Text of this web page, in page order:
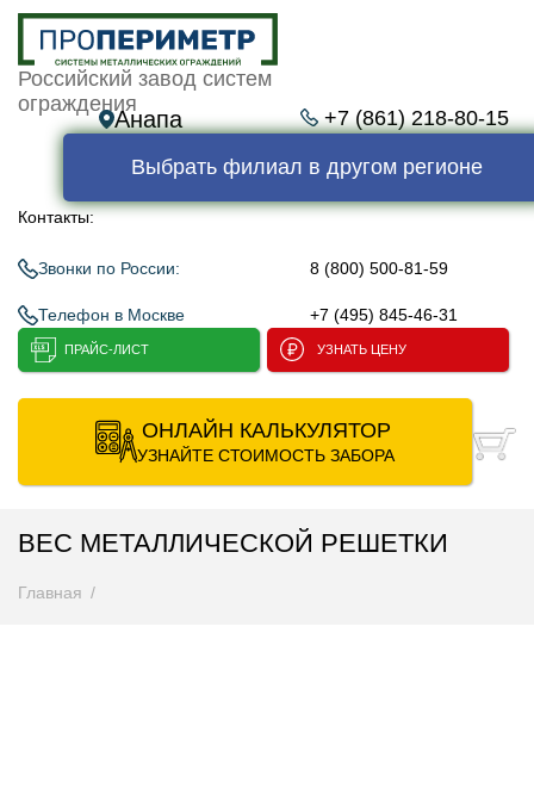
Российский завод систем
ограждения
Анапа +7 (861) 218-80-15
Выбрать филиал в другом регионе
Контакты:
Звонки по России: 8 (800) 500-81-59
Телефон в Москве +7 (495) 845-46-31
ПРАЙС-ЛИСТ УЗНАТЬ ЦЕНУ
ОНЛАЙН КАЛЬКУЛЯТОР
УЗНАЙТЕ СТОИМОСТЬ ЗАБОРА
ВЕС МЕТАЛЛИЧЕСКОЙ РЕШЕТКИ
Главная